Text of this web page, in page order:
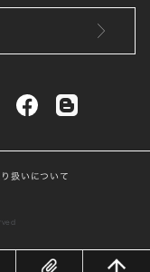
扱いについて